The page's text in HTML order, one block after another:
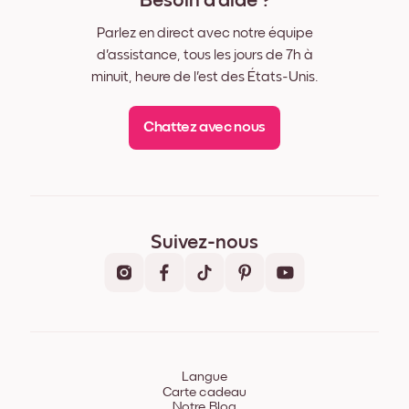
Parlez en direct avec notre équipe
d'assistance, tous les jours de 7h à
minuit, heure de l'est des États-Unis.
Chattez avec nous
Suivez-nous
Langue
Carte cadeau